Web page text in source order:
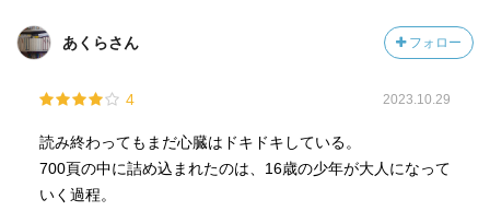
いよって、そんな風に思っている現中高生たちに教えてあ
げたいと思った。
一方で、自分で“やりたい“と思ったことでないと一歩踏み出
すことってできないだろうなと改めて感じたので、自分の
子どもたちが“やりたい“ことが見つかった時に全力で応援で
きる体制を整えておきたいとも思った。
あくらさん フォロー
4 2023.10.29
読み終わってもまだ心臓はドキドキしている。
700頁の中に詰め込まれたのは、16歳の少年が大人になって
いく過程。